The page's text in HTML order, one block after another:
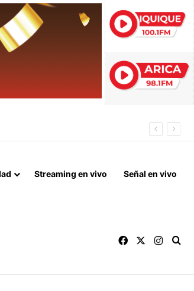
DE GUERRA
Streaming en vivo Señal en vivo
Facebook